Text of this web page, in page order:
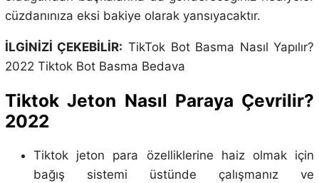
cüzdanınıza eksi bakiye olarak yansıyacaktır.
İLGİNİZİ ÇEKEBİLİR: TikTok Bot Basma Nasıl Yapılır?
2022 Tiktok Bot Basma Bedava
Tiktok Jeton Nasıl Paraya Çevrilir?
2022
Tiktok jeton para özelliklerine haiz olmak için
bağış sistemi üstünde çalışmanız ve